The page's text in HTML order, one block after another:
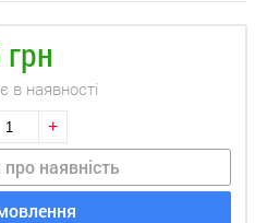
в наявності
+
наявність